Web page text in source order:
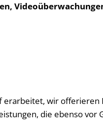
wir
die ebenso vor